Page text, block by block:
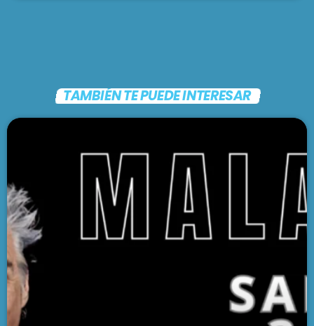
TAMBIÉN TE PUEDE INTERESAR